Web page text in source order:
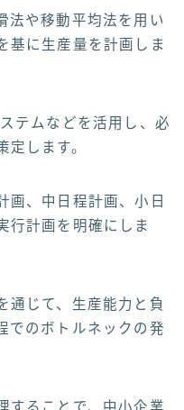
法や移動平均法を用い
基に生産量を計画しま
テムなどを活用し、必
します。
画、中日程計画、小日
行計画を明確にしま
通じて、生産能力と負
でのボトルネックの発
することで、中小企業